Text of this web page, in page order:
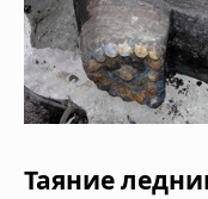
Таяние